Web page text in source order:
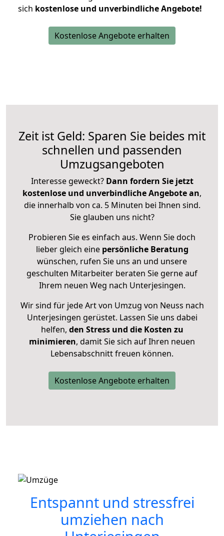
sich kostenlose und unverbindliche Angebote!
Kostenlose Angebote erhalten
Zeit ist Geld: Sparen Sie beides mit
schnellen und passenden
Umzugsangeboten
Interesse geweckt? Dann fordern Sie jetzt
kostenlose und unverbindliche Angebote an,
die innerhalb von ca. 5 Minuten bei Ihnen sind.
Sie glauben uns nicht?
Probieren Sie es einfach aus. Wenn Sie doch
lieber gleich eine persönliche Beratung
wünschen, rufen Sie uns an und unsere
geschulten Mitarbeiter beraten Sie gerne auf
Ihrem neuen Weg nach Unterjesingen.
Wir sind für jede Art von Umzug von Neuss nach
Unterjesingen gerüstet. Lassen Sie uns dabei
helfen, den Stress und die Kosten zu
minimieren, damit Sie sich auf Ihren neuen
Lebensabschnitt freuen können.
Kostenlose Angebote erhalten
Entspannt und stressfrei
umziehen nach